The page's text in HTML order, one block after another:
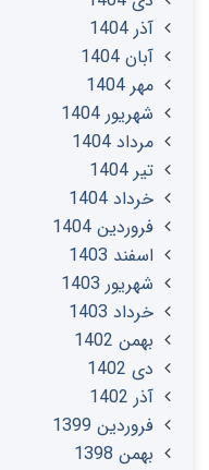
آذر 1404
آبان 1404
مهر 1404
شهریور 1404
مرداد 1404
تير 1404
خرداد 1404
فروردین 1404
اسفند 1403
شهریور 1403
خرداد 1403
بهمن 1402
دی 1402
آذر 1402
فروردین 1399
بهمن 1398